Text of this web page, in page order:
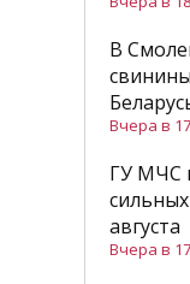
В
Вчера в
ГУ МЧС
августа
Вчера в